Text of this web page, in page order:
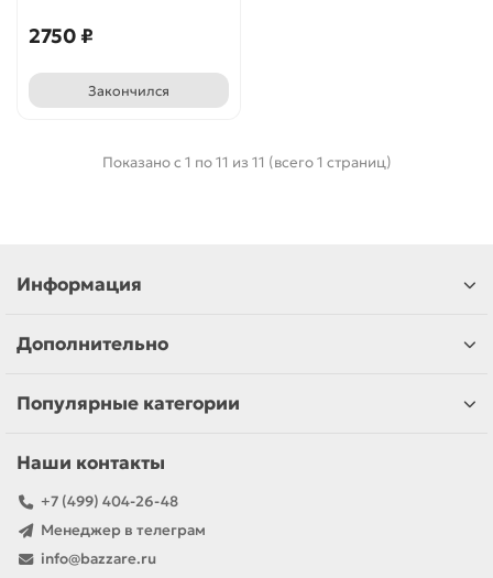
2750 ₽
Закончился
Показано с 1 по 11 из 11 (всего 1 страниц)
Информация
Дополнительно
Популярные категории
Наши контакты
+7 (499) 404-26-48
Менеджер в телеграм
info@bazzare.ru